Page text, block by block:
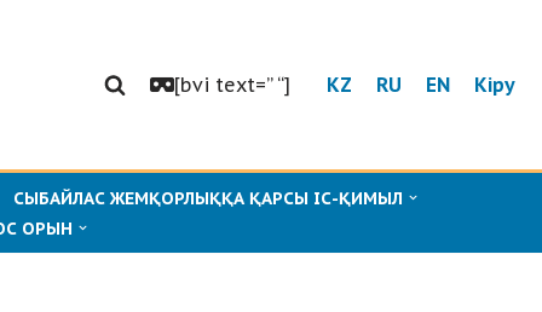
[bvi text=” “] KZ RU EN Кіру
СЫБАЙЛАС ЖЕМҚОРЛЫҚҚА ҚАРСЫ ІС-ҚИМЫЛ
ОРЫН